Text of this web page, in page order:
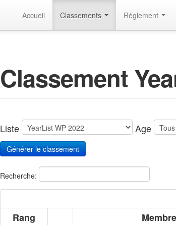
Accueil Classements Règlement
Classement
Liste Age
Recherche:
Rang